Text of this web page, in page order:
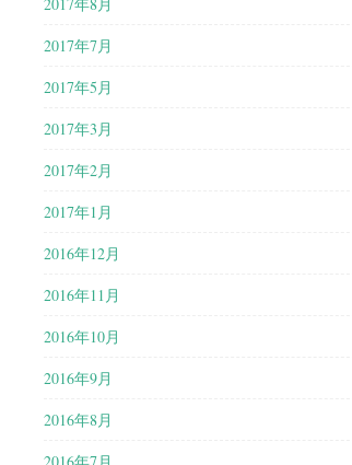
2017年7月
2017年5月
2017年3月
2017年2月
2017年1月
2016年12月
2016年11月
2016年10月
2016年9月
2016年8月